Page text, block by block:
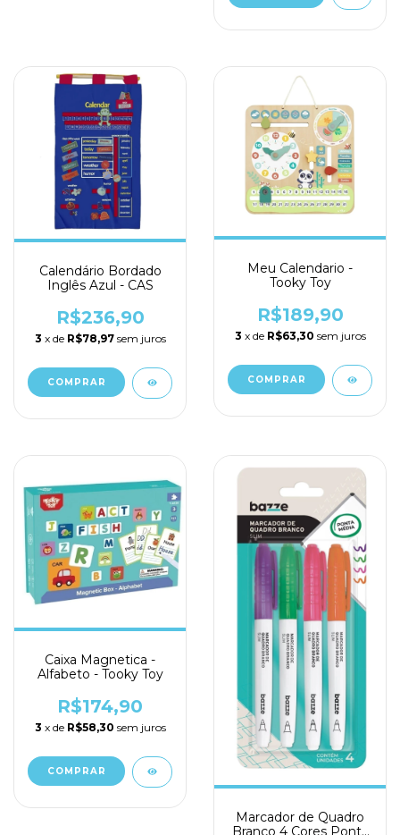
Calendário Bordado
Inglês Azul - CAS
R$236,90
3 x de R$78,97 sem juros
Meu Calendario -
Tooky Toy
R$189,90
3 x de R$63,30 sem juros
Caixa Magnetica -
Alfabeto - Tooky Toy
R$174,90
3 x de R$58,30 sem juros
Marcador de Quadro
Branco 4 Cores Ponta